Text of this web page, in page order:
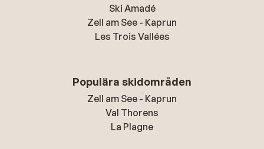
Ski Amadé
Zell am See - Kaprun
Les Trois Vallées
Populära skidområden
Zell am See - Kaprun
Val Thorens
La Plagne